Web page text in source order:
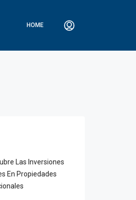
HOME
Las Inversiones
En Propiedades